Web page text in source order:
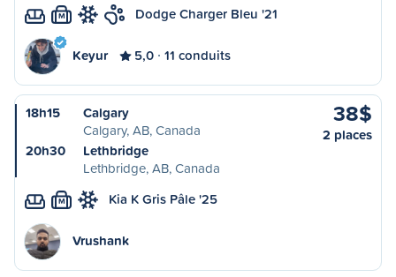
M Dodge Charger Bleu '21
Keyur 5,0 11 conduits
18h15
Calgary
Calgary, AB, Canada
20h30
Lethbridge
Lethbridge, AB, Canada
38$
2 places
M Kia K Gris Pâle '25
Vrushank